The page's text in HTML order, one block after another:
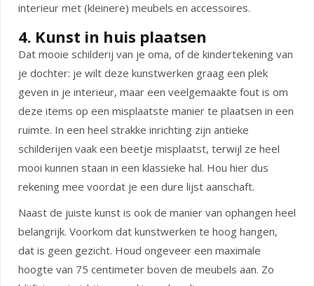
interieur met (kleinere) meubels en accessoires.
4. Kunst in huis plaatsen
Dat mooie schilderij van je oma, of de kindertekening van
je dochter: je wilt deze kunstwerken graag een plek
geven in je interieur, maar een veelgemaakte fout is om
deze items op een misplaatste manier te plaatsen in een
ruimte. In een heel strakke inrichting zijn antieke
schilderijen vaak een beetje misplaatst, terwijl ze heel
mooi kunnen staan in een klassieke hal. Hou hier dus
rekening mee voordat je een dure lijst aanschaft.
Naast de juiste kunst is ook de manier van ophangen heel
belangrijk. Voorkom dat kunstwerken te hoog hangen,
dat is geen gezicht. Houd ongeveer een maximale
hoogte van 75 centimeter boven de meubels aan. Zo